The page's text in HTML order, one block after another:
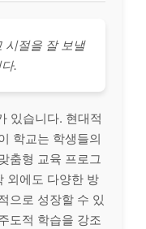
시절을 잘 보낼
.
있습니다. 현대적
학교는 학생들의
춤형 교육 프로그
외에도 다양한 방
으로 성장할 수 있
도적 학습을 강조